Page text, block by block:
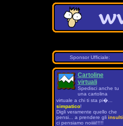
Sponsor Ufficiale:
Cartoline
virtuali
Spedisci anche tu
una cartolina
virtuale a chi ti sta pi�...
simpatico!
Digli veramente quello che
pensi... a prendere gli insulti
ci pensiamo noiiiii!!!!!